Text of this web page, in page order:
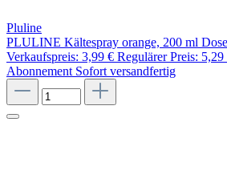
Pluline
PLULINE Kältespray orange, 200 ml Dose
Verkaufspreis: 3,99 € Regulärer Preis: 5,29
Abonnement Sofort versandfertig